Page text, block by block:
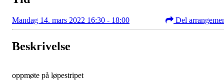
Mandag 14. mars 2022 16:30 - 18:00 Del
Beskrivelse
oppmøte på løpestripet